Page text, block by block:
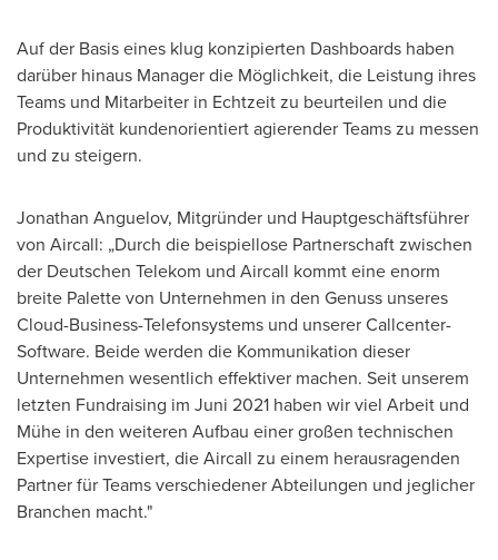
Auf der Basis eines klug konzipierten Dashboards haben
darüber hinaus Manager die Möglichkeit, die Leistung ihres
Teams und Mitarbeiter in Echtzeit zu beurteilen und die
Produktivität kundenorientiert agierender Teams zu messen
und zu steigern.
Jonathan Anguelov, Mitgründer und Hauptgeschäftsführer
von Aircall: „Durch die beispiellose Partnerschaft zwischen
der Deutschen Telekom und Aircall kommt eine enorm
breite Palette von Unternehmen in den Genuss unseres
Cloud-Business-Telefonsystems und unserer Callcenter-
Software. Beide werden die Kommunikation dieser
Unternehmen wesentlich effektiver machen. Seit unserem
letzten Fundraising im Juni 2021 haben wir viel Arbeit und
Mühe in den weiteren Aufbau einer großen technischen
Expertise investiert, die Aircall zu einem herausragenden
Partner für Teams verschiedener Abteilungen und jeglicher
Branchen macht."